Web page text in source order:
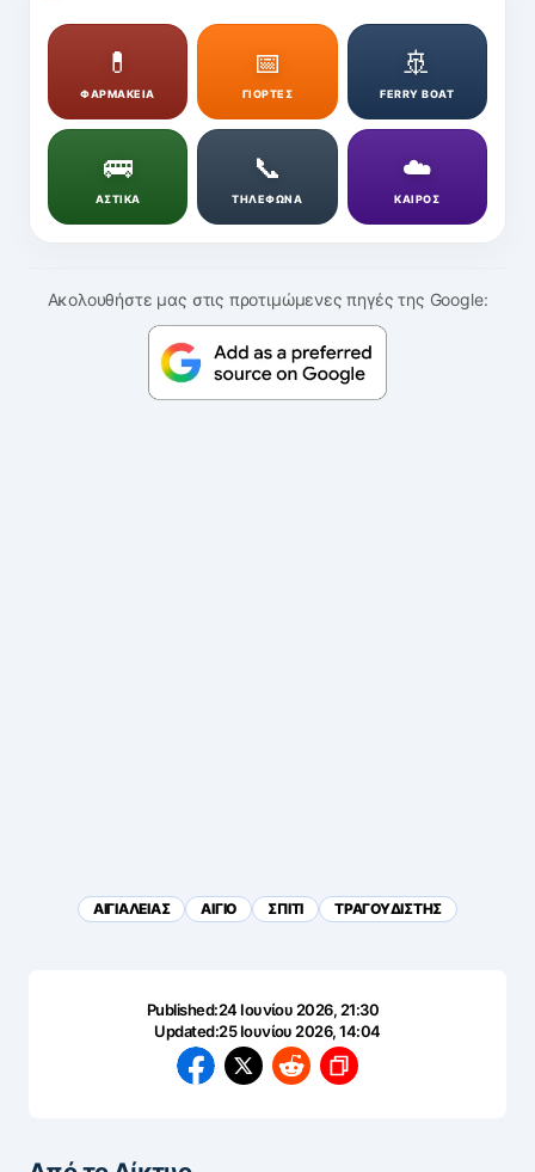
💊
ΦΑΡΜΑΚΕΙΑ
📅
ΓΙΟΡΤΕΣ
🚢
FERRY BOAT
🚌
ΑΣΤΙΚΑ
📞
ΤΗΛΕΦΩΝΑ
☁️
ΚΑΙΡΟΣ
Ακολουθήστε μας στις προτιμώμενες πηγές της Google:
ΑΙΓΙΑΛΕΙΑΣ ΑΙΓΙΟ ΣΠΙΤΙ ΤΡΑΓΟΥΔΙΣΤΗΣ
Published:24 Ιουνίου 2026, 21:30
Updated:25 Ιουνίου 2026, 14:04